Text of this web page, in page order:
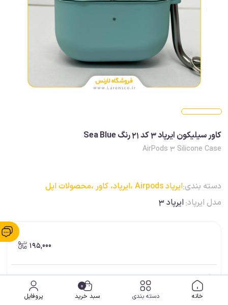
کاور سیلیکون ایرپاد 3 کد 21 رنگ Sea Blue
AirPods 3 Silicone Case
دسته بندی:ایرپاد Airpods ، ایرپاد، کاور ،محصولات اپل
مدل ایرپاد:ایرپاد 3
195,000
ضمانت اصالت کالا
ارسال فوری (برای شهر شیراز)
پروفایل
0
سبد خرید دسته بندی خانه